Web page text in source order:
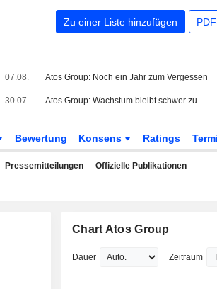
Zu einer Liste hinzufügen
07.08. Atos Group: Noch ein Jahr zum Vergessen
30.07. Atos Group: Wachstum bleibt schwer zu erreichen
Bewertung Konsens Ratings
Pressemitteilungen Offizielle Publikationen
Chart Atos Group
Dauer Zeitraum